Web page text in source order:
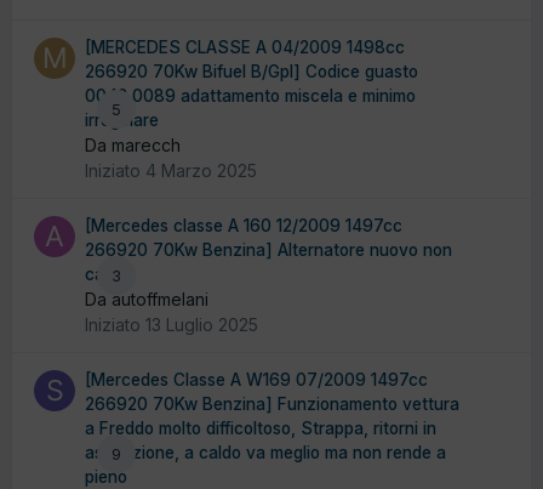
5
[MERCEDES CLASSE A 04/2009 1498cc
266920 70Kw Bifuel B/Gpl] Codice guasto
0042 0089 adattamento miscela e minimo
irregolare
Da marecch
Iniziato 4 Marzo 2025
3
[Mercedes classe A 160 12/2009 1497cc
266920 70Kw Benzina] Alternatore nuovo non
carica
Da autoffmelani
Iniziato 13 Luglio 2025
9
[Mercedes Classe A W169 07/2009 1497cc
266920 70Kw Benzina] Funzionamento vettura
a Freddo molto difficoltoso, Strappa, ritorni in
aspirazione, a caldo va meglio ma non rende a
pieno